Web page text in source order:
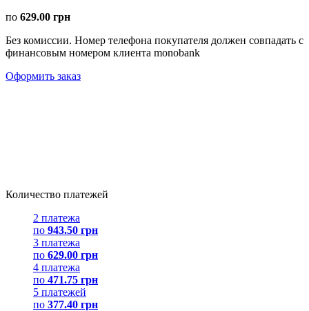
по 629.00 грн
Без комиссии. Номер телефона покупателя должен совпадать с
финансовым номером клиента monobank
Оформить заказ
Количество платежей
2 платежа
по 943.50 грн
3 платежа
по 629.00 грн
4 платежа
по 471.75 грн
5 платежей
по 377.40 грн